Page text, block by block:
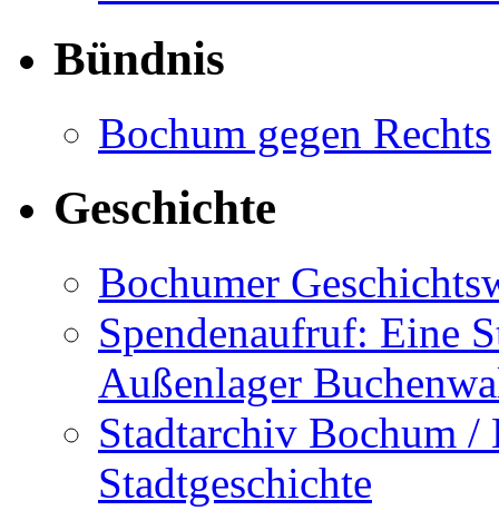
Bochum gegen Rechts
Bochumer
Spendenaufruf: Eine
Außenlager
Stadtarchiv Bochum